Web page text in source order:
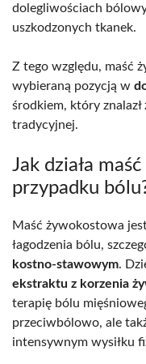
dolegliwościach
uszkodzonych tkanek.
Z tego względu, maść
wybieraną pozycją w
środkiem, który
tradycyjnej.
Jak działa
przypadku
Maść żywokostowa
łagodzenia bólu,
kostno-stawowym.
ekstraktu z korzenia
terapię bólu
przeciwbólowo, ale
intensywnym wysiłku